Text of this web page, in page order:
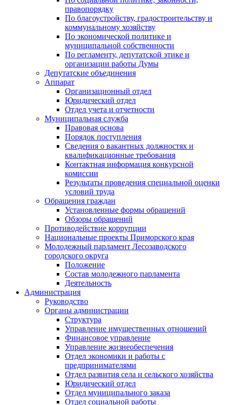
правопорядку
По благоустройству, градостроительству и
коммунальному хозяйству
По экономической политике и
муниципальной собственности
По регламенту, депутатской этике и
организации работы Думы
Депутатские объединения
Аппарат
Организационный отдел
Юридический отдел
Отдел учета и отчетности
Муниципальная служба
Правовая основа
Порядок поступления
Сведения о вакантных должностях и
квалификационные требования
Контактная информация конкурсной
комиссии
Результаты проведения специальной оценки
условий труда
Обращения граждан
Установленные формы обращений
Обзоры обращений
Противодействие коррупции
Национальные проекты Приморского края
Молодежный парламент Лесозаводского
городского округа
Положение
Состав молодежного парламента
Деятельность
Администрация
Руководство
Органы администрации
Структура
Управление имущественных отношений
Финансовое управление
Управление жизнеобеспечения
Отдел экономики и работы с
предпринимателями
Отдел развития села и сельского хозяйства
Юридический отдел
Отдел муниципального заказа
Отдел социальной работы